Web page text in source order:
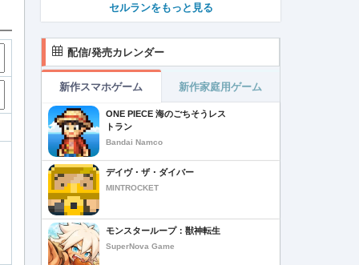
セルランをもっと見る
配信/発売カレンダー
新作スマホゲーム 新作家庭用ゲーム
ONE PIECE 海のごちそうレス
トラン
Bandai Namco
デイヴ・ザ・ダイバー
MINTROCKET
モンスターループ：獣神転生
SuperNova Game